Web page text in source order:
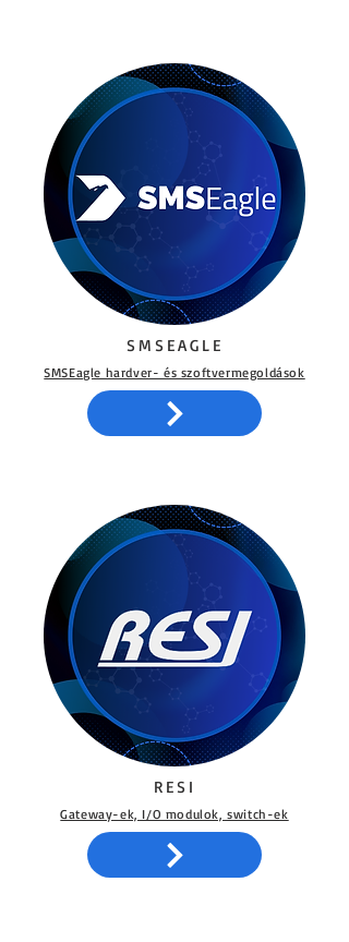
SMSEAGLE
SMSEagle hardver- és szoftvermegoldások​​​
RESI
Gateway-ek, I/O modulok, switch-ek​